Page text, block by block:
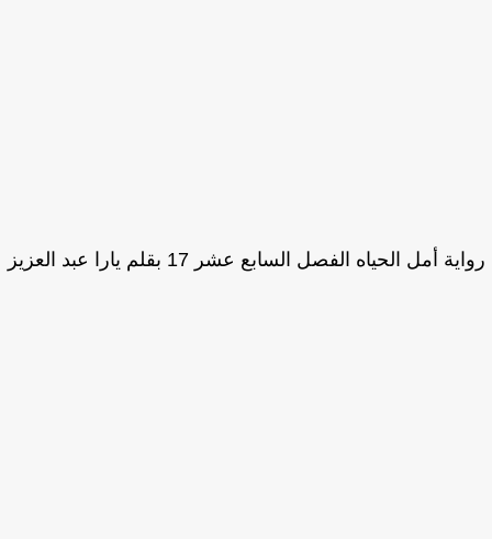
أمل الحياه الفصل السابع عشر 17 بقلم يارا عبد العزيز